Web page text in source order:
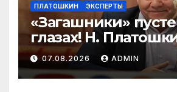
ПЛАТОШКИН ЭКСПЕРТЫ
«Загашники»
глазах! Н.
посмотрите, что
скрывает за
отчётами!
07.08.2026 ADMIN